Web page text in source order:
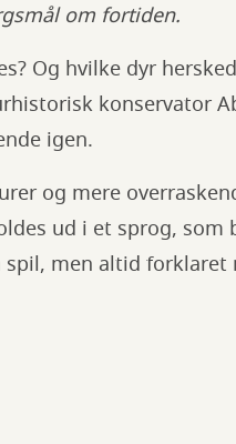
om fortiden.
Og hvilke dyr
konservator
igen.
og mere
ud i et sprog, som
men altid forklaret